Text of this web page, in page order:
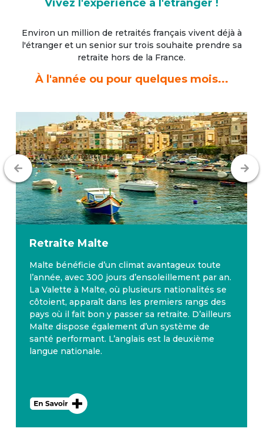
Vivez l'expérience à l'étranger !
Environ un million de retraités français vivent déjà à
l'étrangeret un senior sur trois souhaite prendre sa
retraite hors de la France.
À l'année ou pour quelques mois...
Retraite Malte
Malte bénéficie d’un climat avantageux toute
l’année, avec 300 jours d’ensoleillement par an.
La Valette à Malte, où plusieurs nationalités se
côtoient, apparaît dans les premiers rangs des
pays où il fait bon y passer sa retraite. D’ailleurs
Malte dispose également d’un système de
santé performant. L’anglais est la deuxième
langue nationale.